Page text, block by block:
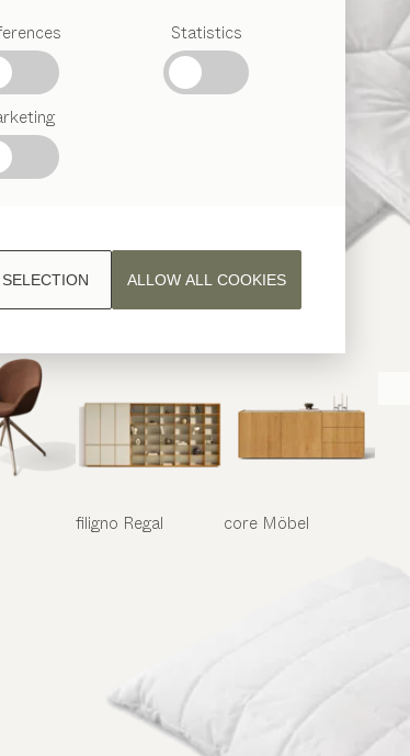
Statistics
ALLOW ALL COOKIES
filigno Regal core Möbel